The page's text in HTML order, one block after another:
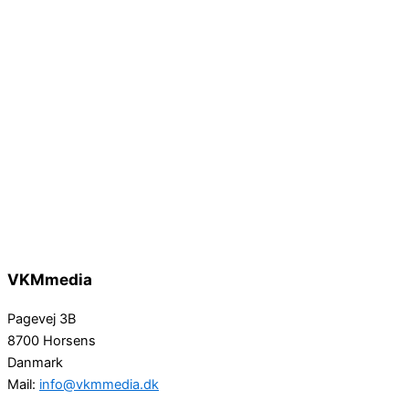
VKMmedia
Pagevej 3B
8700 Horsens
Danmark
Mail: info@vkmmedia.dk